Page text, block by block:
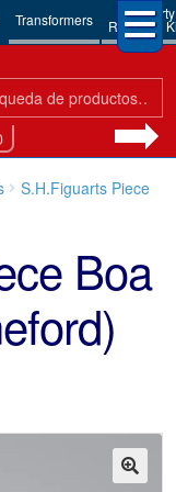
Transformers 3rd Party
Robots &
S.H.Figuarts Piece
Boa